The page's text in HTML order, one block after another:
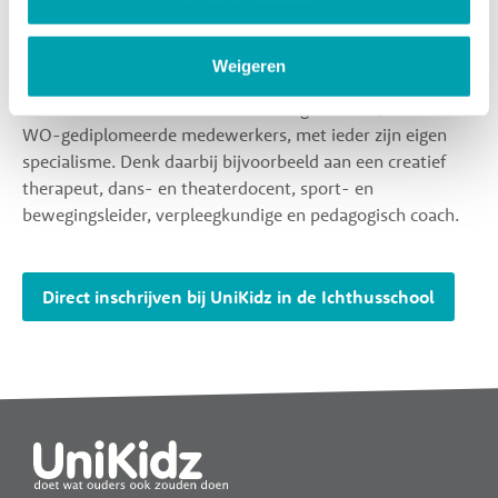
Weigeren
gezichten op de groep. Dit zorgt voor geborgenheid en
vertrouwdheid. Onze medewerkers zorgen voor een
prettige sfeer zodat kinderen zich snel thuisvoelen bij
WO-gediplomeerde medewerkers, met ieder zijn eigen
specialisme. Denk daarbij bijvoorbeeld aan een creatief
therapeut, dans- en theaterdocent, sport- en
bewegingsleider, verpleegkundige en pedagogisch coach.
Direct inschrijven bij UniKidz in de Ichthusschool
Widgets